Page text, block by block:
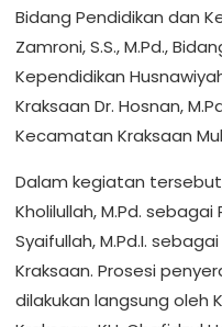
Bidang Pendidikan dan
Zamroni, S.S., M.Pd.,
Kependidikan
Kraksaan Dr. Hosnan,
Kecamatan Kraksaan
Dalam kegiatan
Kholilullah, M.Pd. sebagai
Syaifullah, M.Pd.I.
Kraksaan. Prosesi
dilakukan langsung oleh